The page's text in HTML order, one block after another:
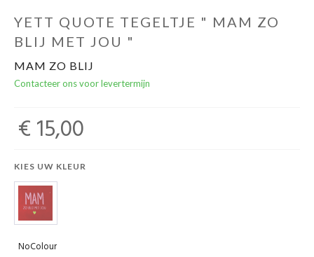
YETT QUOTE TEGELTJE " MAM ZO
BLIJ MET JOU "
MAM ZO BLIJ
Contacteer ons voor levertermijn
€ 15,00
KIES UW KLEUR
NoColour